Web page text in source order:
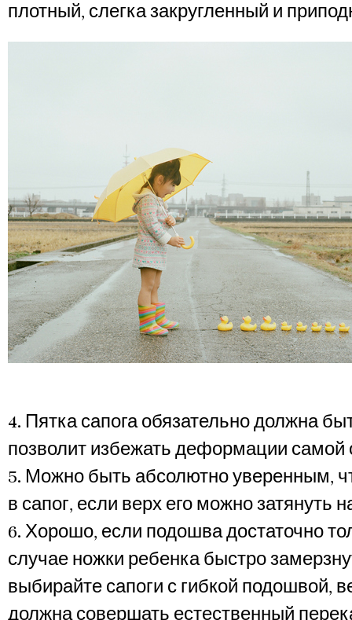
плотный, слегка закругленный и
4. Пятка сапога обязательно должна
позволит избежать деформации самой
5. Можно быть абсолютно уверенным,
в сапог, если верх его можно затянуть
6. Хорошо, если подошва достаточно
случае ножки ребенка быстро
выбирайте сапоги с гибкой подошвой,
должна совершать естественный